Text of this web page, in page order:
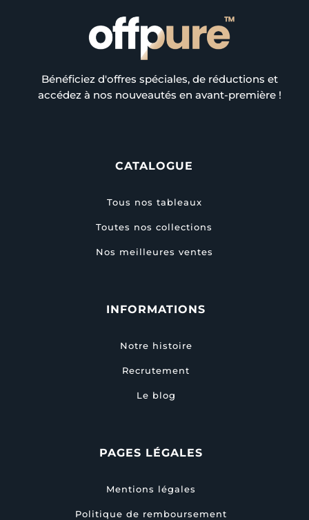
Bénéficiez d'offres spéciales, de réductions et
accédez à nos nouveautés en avant-première !
CATALOGUE
Tous nos tableaux
Toutes nos collections
Nos meilleures ventes
INFORMATIONS
Notre histoire
Recrutement
Le blog
PAGES LÉGALES
Mentions légales
Politique de remboursement